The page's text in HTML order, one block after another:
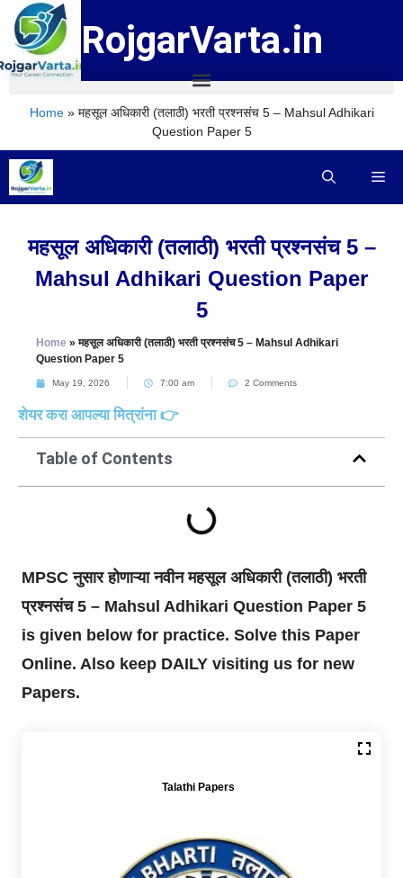
RojgarVarta.in
Home» महसूल अधिकारी (तलाठी) भरती प्रश्नसंच 5 – Mahsul Adhikari
Question Paper 5
महसूल अधिकारी (तलाठी) भरती प्रश्नसंच 5 –
Mahsul Adhikari Question Paper
5
Home »महसूल अधिकारी (तलाठी) भरती प्रश्नसंच 5 – Mahsul Adhikari
Question Paper 5
May 19, 2026 7:00 am 2 Comments
शेयर करा आपल्या मित्रांना 👉
Table of Contents
MPSC नुसार होणाऱ्या नवीन महसूल अधिकारी (तलाठी) भरती
प्रश्नसंच 5 – Mahsul Adhikari Question Paper 5
is given below for practice. Solve this Paper
Online. Also keep DAILY visiting us for new
Papers.
Talathi Papers